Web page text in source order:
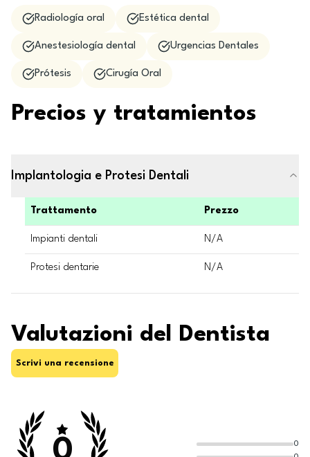
Radiología oral Estética dental
Anestesiología dental Urgencias Dentales
Prótesis Cirugía Oral
Precios y tratamientos
Implantologia e Protesi Dentali
Trattamento Prezzo
Impianti dentali N/A
Protesi dentarie N/A
Valutazioni del Dentista
Scrivi una recensione
0